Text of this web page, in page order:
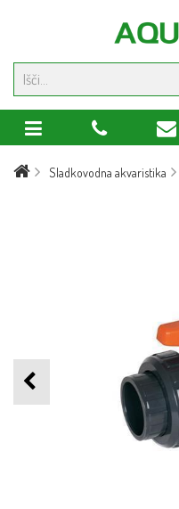
Sladkovodna akvaristika